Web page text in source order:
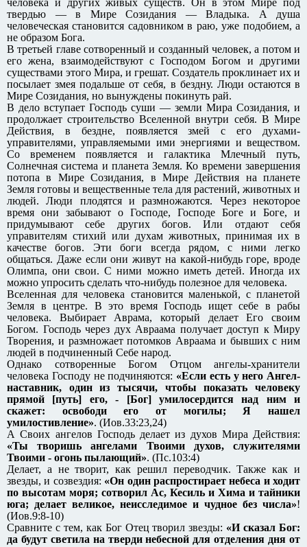
человека и других живых существ. Он в этом Мире под
твердью — в Мире Созидания — Владыка. А душа
человеческая становится садовником в раю, уже подобием, а
не образом Бога.
В третьей главе сотворенный и созданный человек, а потом и
его жена, взаимодействуют с Господом Богом и другими
существами этого Мира, и грешат. Создатель проклинает их и
посылает змея подальше от себя, в бездну. Люди остаются в
Мире Созидания, но вынуждены покинуть рай.
В дело вступает Господь суши — земли Мира Созидания, и
продолжает строительство Вселенной внутри себя. В Мире
Действия, в бездне, появляется змей с его духами-
управителями, управляемыми ими энергиями и веществом.
Со временем появляется и галактика Млечный путь,
Солнечная система и планета Земля. Ко времени завершения
потопа в Мире Созидания, в Мире Действия на планете
Земля готовы и вещественные тела для растений, животных и
людей. Люди плодятся и размножаются. Через некоторое
время они забывают о Господе, Господе Боге и Боге, и
придумывают себе других богов. Или отдают себя
управителям стихий или духам животных, принимая их в
качестве богов. Эти боги всегда рядом, с ними легко
общаться. Даже если они живут на какой-нибудь горе, вроде
Олимпа, они свои. С ними можно иметь детей. Иногда их
можно упросить сделать что-нибудь полезное для человека.
Вселенная для человека становится маленькой, с планетой
Земля в центре. В это время Господь ищет себе в рабы
человека. Выбирает Аврама, который делает Его своим
Богом. Господь через дух Авраама получает доступ к Миру
Творения, и размножает потомков Авраама и бывших с ним
людей в подчиненный Себе народ.
Однако сотворенные Богом Отцом ангелы-хранители
человека Господу не подчиняются: «Если есть у него Ангел-
наставник, один из тысячи, чтобы показать человеку
прямой [путь] его, - [Бог] умилосердится над ним и
скажет: освободи его от могилы; Я нашел
умилостивление». (Иов.33:23,24)
А Своих ангелов Господь делает из духов Мира Действия:
«Ты творишь ангелами Твоими духов, служителями
Твоими - огонь пылающий». (Пс.103:4)
Делает, а не творит, как решил переводчик. Также как и
звезды, и созвездия: «Он один распростирает небеса и ходит
по высотам моря; сотворил Ас, Кесиль и Хима и тайники
юга; делает великое, неисследимое и чудное без числа»!
(Иов.9:8-10)
Сравните с тем, как Бог Отец творил звезды: «И сказал Бог:
да будут светила на тверди небесной для отделения дня от